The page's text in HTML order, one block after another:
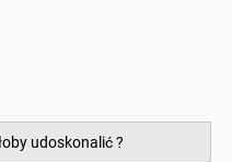
udoskonalić ?